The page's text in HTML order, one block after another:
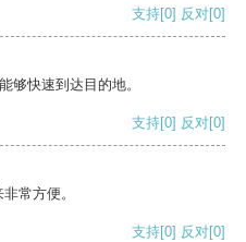
支持[0] 反对[0]
够快速到达目的地。
支持[0] 反对[0]
常方便。
支持[0] 反对[0]